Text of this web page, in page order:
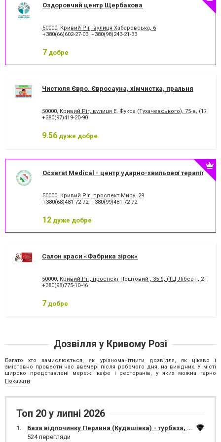
Оздоровчий центр Щербакова
50000, Кривий Ріг, вулиця Хабаровська, 6
+380(66)602-27-03, +380(98)243-21-33
7 добре
Чистюля Євро. Євросауна, хімчистка, пральня
50000, Кривий Ріг, вулиця Е. Фукса (Тухачевського), 75-в, (173
+380(97)419-20-90
9.56 дуже добре
Ocsarat Medical - центр ударно-хвильової терапії
50000, Кривий Ріг, проспект Миру, 29
+380(68)481-72-72, +380(99)481-72-72
12 дуже добре
Салон краси «Фабрика зірок»
50000, Кривий Ріг, проспект Поштовий , 35-б, (ТЦ Ліберті, 2
+380(98)775-10-46
7 добре
Дозвілля у Кривому Розі
Багато хто замислюється, як урізноманітнити дозвілля, як цікаво і
змістовно провести час ввечері після робочого дня, на вихідних. У місті
широко представлені мережі кафе і ресторанів, у яких можна гарно
провести час у колі сім'ї, з друзями, скуштувати нові страви, послухати
музику. Піцерії та суші-бари пропонують своїм відвідувачам широке меню,
відправившись на виставу, прем'єру в кінотеатр. Після посидіти в
улюбленому кафе за чашкою кави з десертом.
Ідеї дозвілля
Любителі активного відпочинку не пройдуть повз такі заходи як:
Показати
Топ 20 у липні 2026
1.
База відпочинку Перлина (Кудашівка) - турбаза, лазня на дровах
524 перегляди